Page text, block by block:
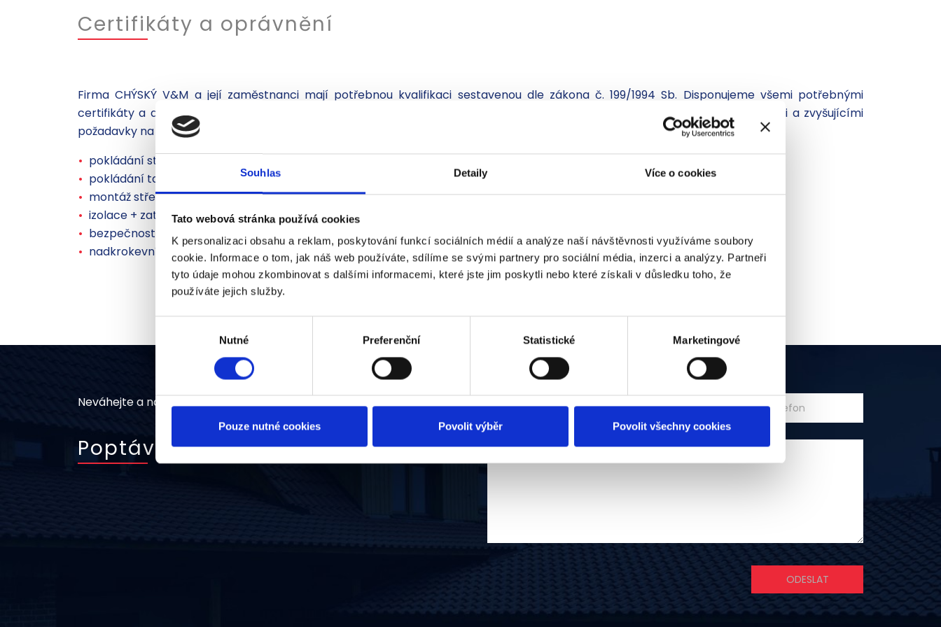
Souhlas Detaily Více o cookies
Tato webová stránka používá cookies
K personalizaci obsahu a reklam, poskytování funkcí sociálních médií a analýze naší návštěvnosti využíváme soubory
cookie. Informace o tom, jak náš web používáte, sdílíme se svými partnery pro sociální média, inzerci a analýzy. Partneři
tyto údaje mohou zkombinovat s dalšími informacemi, které jste jim poskytli nebo které získali v důsledku toho, že
používáte jejich služby.
Nutné Preferenční Statistické Marketingové
Pouze nutné cookies Povolit výběr Povolit všechny cookies
Certifikáty a oprávnění
Firma CHÝSKÝ V&M a její zaměstnanci mají potřebnou kvalifikaci sestavenou dle zákona č. 199/1994 Sb. Disponujeme všemi potřebnými
certifikáty a absolvovali jsme všechna potřebná školení tak, aby úroveň našich služeb byla v souladu s neustále se měnícími a zvyšujícími
požadavky na kvalitního dodavatele. Naši zaměstnanci absolvovali následující školení:
pokládání střešní krytiny Vedag a PREFA
pokládání taškové krytiny Bramac, Tondach, K. M. Beta, Lindab
montáž střešních oken Fakro, Roto, Velux
izolace + zateplení plochých střech
bezpečnost práce a požární ochrana
nadkrokevní izolace BACHL
Neváhejte a napište nám
Poptávkový formulář